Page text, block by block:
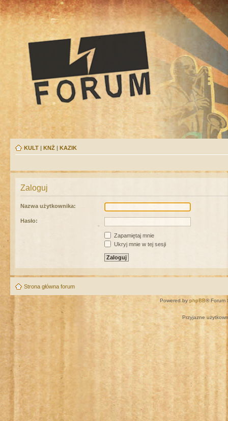
KULT | KNŻ | KAZIK
Zaloguj
Nazwa użytkownika:
Hasło:
Zapamiętaj mnie
Ukryj mnie w tej sesji
Strona główna forum
Powered by phpBB® Forum
Przyjazne